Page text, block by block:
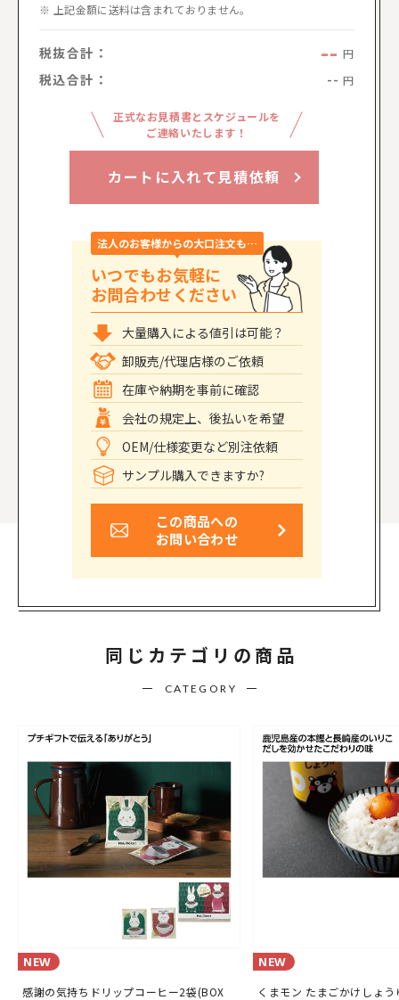
上記金額に送料は含まれておりません。
税抜合計： -- 円
税込合計： -- 円
正式なお見積書とスケジュールを
ご連絡いたします！
カートに入れて見積依頼
法人のお客様からの大口注文も…
いつでもお気軽に
お問合わせください
大量購入による値引は可能？
卸販売/代理店様のご依頼
在庫や納期を事前に確認
会社の規定上、後払いを希望
OEM/仕様変更など別注依頼
サンプル購入できますか?
この商品への
お問い合わせ
同じカテゴリの商品
CATEGORY
NEW
感謝の気持ちドリップコーヒー2袋(BOX
NEW
くまモン たまごかけしょ